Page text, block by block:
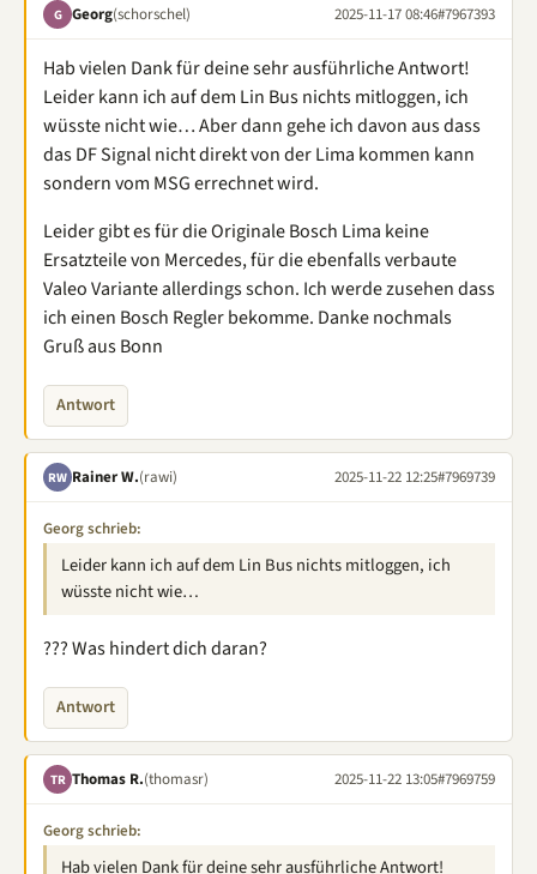
G Georg(schorschel) 2025-11-17 08:46#7967393
Hab vielen Dank für deine sehr ausführliche Antwort!
Leider kann ich auf dem Lin Bus nichts mitloggen, ich
wüsste nicht wie… Aber dann gehe ich davon aus dass
das DF Signal nicht direkt von der Lima kommen kann
sondern vom MSG errechnet wird.
Leider gibt es für die Originale Bosch Lima keine
Ersatzteile von Mercedes, für die ebenfalls verbaute
Valeo Variante allerdings schon. Ich werde zusehen dass
ich einen Bosch Regler bekomme. Danke nochmals
Gruß aus Bonn
Antwort
RW Rainer W.(rawi) 2025-11-22 12:25#7969739
Georg schrieb:
Leider kann ich auf dem Lin Bus nichts mitloggen, ich
wüsste nicht wie…
??? Was hindert dich daran?
Antwort
TR Thomas R.(thomasr) 2025-11-22 13:05#7969759
Georg schrieb:
Hab vielen Dank für deine sehr ausführliche Antwort!